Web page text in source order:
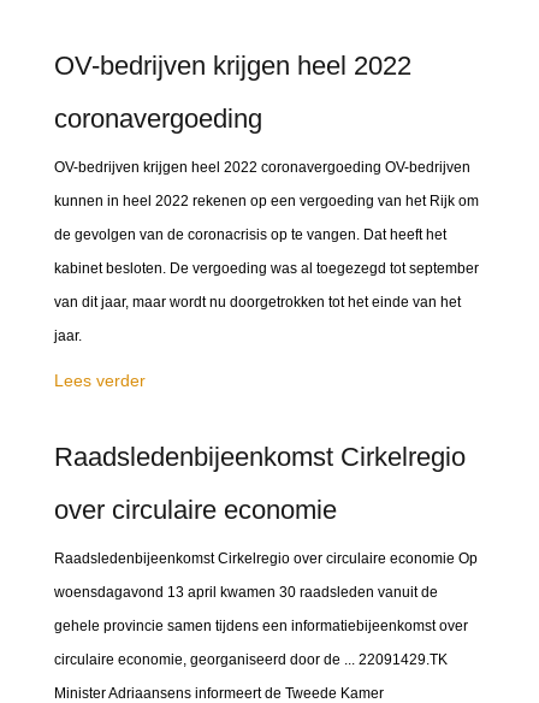
OV-bedrijven krijgen heel 2022
coronavergoeding
OV-bedrijven krijgen heel 2022 coronavergoeding OV-bedrijven
kunnen in heel 2022 rekenen op een vergoeding van het Rijk om
de gevolgen van de coronacrisis op te vangen. Dat heeft het
kabinet besloten. De vergoeding was al toegezegd tot september
van dit jaar, maar wordt nu doorgetrokken tot het einde van het
jaar.
Lees verder
Raadsledenbijeenkomst Cirkelregio
over circulaire economie
Raadsledenbijeenkomst Cirkelregio over circulaire economie Op
woensdagavond 13 april kwamen 30 raadsleden vanuit de
gehele provincie samen tijdens een informatiebijeenkomst over
circulaire economie, georganiseerd door de ... 22091429.TK
Minister Adriaansens informeert de Tweede Kamer